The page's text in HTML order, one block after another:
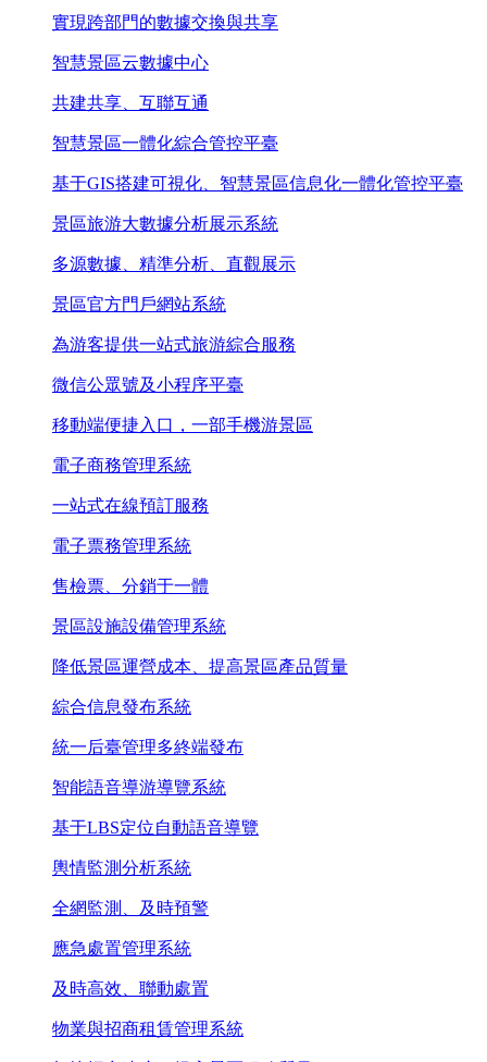
實現跨部門的數據交換與共享
智慧景區云數據中心
共建共享、互聯互通
智慧景區一體化綜合管控平臺
基于GIS搭建可視化、智慧景區信息化一體化管控平臺
景區旅游大數據分析展示系統
多源數據、精準分析、直觀展示
景區官方門戶網站系統
為游客提供一站式旅游綜合服務
微信公眾號及小程序平臺
移動端便捷入口，一部手機游景區
電子商務管理系統
一站式在線預訂服務
電子票務管理系統
售檢票、分銷于一體
景區設施設備管理系統
降低景區運營成本、提高景區產品質量
綜合信息發布系統
統一后臺管理多終端發布
智能語音導游導覽系統
基于LBS定位自動語音導覽
輿情監測分析系統
全網監測、及時預警
應急處置管理系統
及時高效、聯動處置
物業與招商租賃管理系統